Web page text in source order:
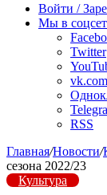
радио
Войти /
Мы в
Twitter
vk.com
RSS
Главная/Новости/
сезона 2022/23
Культура